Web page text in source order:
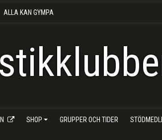
ALLA KAN GYMPA
SHOP GRUPPER OCH TIDER